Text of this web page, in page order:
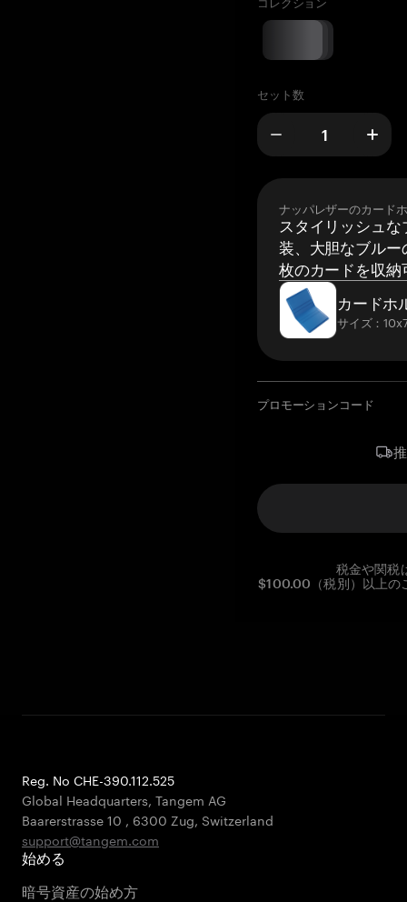
セット数
ナッパレザーのカード
スタイリッシュ
装、大胆なブルー
枚のカードを収納
カードホ
サイズ：
プロモーションコード
税金や関税
$100.00（税別）以上の
Reg. No CHE-390.112.525
Global Headquarters, Tangem AG
Baarerstrasse 10 , 6300 Zug, Switzerland
support@tangem.com
始める
暗号資産の始め方